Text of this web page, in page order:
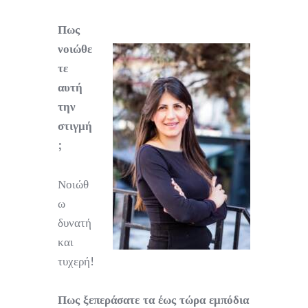
Πως
νοιώθε
τε
αυτή
την
στιγμή
;
Νοιώθ
ω
δυνατή
και
τυχερή!
Πως ξεπεράσατε τα έως τώρα εμπόδια